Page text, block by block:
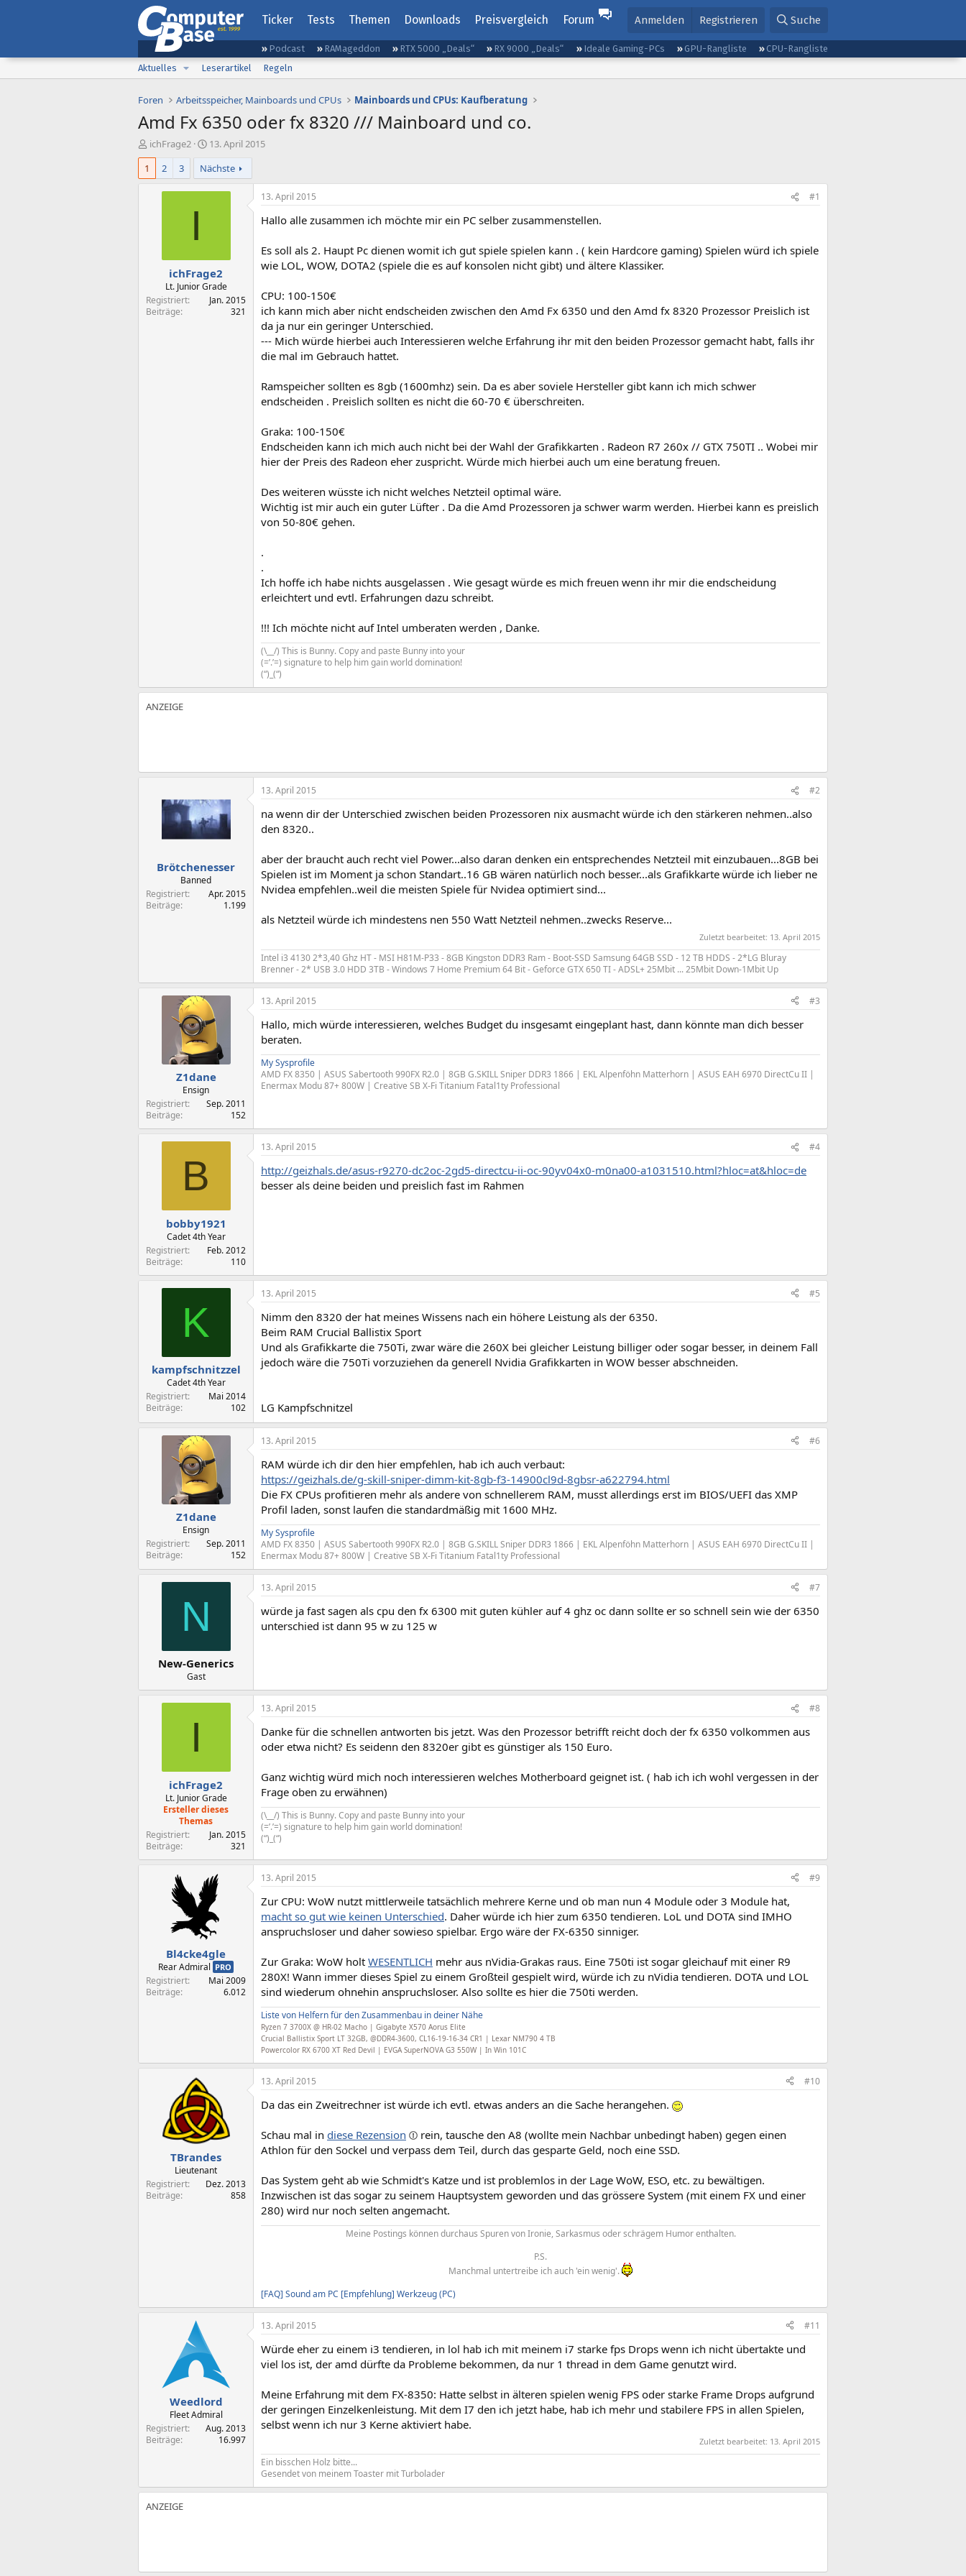
Ticker Tests Themen Downloads Preisvergleich Forum Anmelden Registrieren Suche
Podcast RAMageddon RTX 5000 „Deals“ RX 9000 „Deals“ Ideale Gaming-PCs GPU-Rangliste
CPU-Rangliste
Aktuelles
Leserartikel Regeln
Foren Arbeitsspeicher, Mainboards und CPUs Mainboards und CPUs: Kaufberatung
Amd Fx 6350 oder fx 8320 /// Mainboard und co.
E
r
t
ichFrage2
E
r
s
t
e
m
13. April 2015
1
2 3 Nächste
I
ichFrage2
Lt. Junior Grade
Registriert
Jan. 2015
Beiträge
321
13. April 2015 #1
Hallo alle zusammen ich möchte mir ein PC selber zusammenstellen.
Es soll als 2. Haupt Pc dienen womit ich gut spiele spielen kann . ( kein Hardcore gaming) Spielen würd ich spiele
wie LOL, WOW, DOTA2 (spiele die es auf konsolen nicht gibt) und ältere Klassiker.
CPU: 100-150€
ich kann mich aber nicht endscheiden zwischen den Amd Fx 6350 und den Amd fx 8320 Prozessor Preislich ist
da ja nur ein geringer Unterschied.
--- Mich würde hierbei auch Interessieren welche Erfahrung ihr mit den beiden Prozessor gemacht habt, falls ihr
die mal im Gebrauch hattet.
Ramspeicher sollten es 8gb (1600mhz) sein. Da es aber soviele Hersteller gibt kann ich mich schwer
endscheiden . Preislich sollten es nicht die 60-70 € überschreiten.
Graka: 100-150€
Endscheiden kann ich mich auch nicht bei der Wahl der Grafikkarten . Radeon R7 260x // GTX 750TI .. Wobei mir
hier der Preis des Radeon eher zuspricht. Würde mich hierbei auch um eine beratung freuen.
Des weiteren wüsste ich nicht welches Netzteil optimal wäre.
Wichtig ist mir auch ein guter Lüfter . Da die Amd Prozessoren ja schwer warm werden. Hierbei kann es preislich
von 50-80€ gehen.
.
.
Ich hoffe ich habe nichts ausgelassen . Wie gesagt würde es mich freuen wenn ihr mir die endscheidung
erleichtert und evtl. Erfahrungen dazu schreibt.
!!! Ich möchte nicht auf Intel umberaten werden , Danke.
(\__/) This is Bunny. Copy and paste Bunny into your
(=’.’=) signature to help him gain world domination!
(“)_(“)
Brötchenesser
Banned
Registriert
Apr. 2015
Beiträge
1.199
13. April 2015 #2
na wenn dir der Unterschied zwischen beiden Prozessoren nix ausmacht würde ich den stärkeren nehmen..also
den 8320..
aber der braucht auch recht viel Power...also daran denken ein entsprechendes Netzteil mit einzubauen...8GB bei
Spielen ist im Moment ja schon Standart..16 GB wären natürlich noch besser...als Grafikkarte würde ich lieber ne
Nvidea empfehlen..weil die meisten Spiele für Nvidea optimiert sind...
als Netzteil würde ich mindestens nen 550 Watt Netzteil nehmen..zwecks Reserve...
Zuletzt bearbeitet: 13. April 2015
Intel i3 4130 2*3,40 Ghz HT - MSI H81M-P33 - 8GB Kingston DDR3 Ram - Boot-SSD Samsung 64GB SSD - 12 TB HDDS - 2*LG Bluray
Brenner - 2* USB 3.0 HDD 3TB - Windows 7 Home Premium 64 Bit - Geforce GTX 650 TI - ADSL+ 25Mbit ... 25Mbit Down-1Mbit Up
Z1dane
Ensign
Registriert
Sep. 2011
Beiträge
152
13. April 2015 #3
Hallo, mich würde interessieren, welches Budget du insgesamt eingeplant hast, dann könnte man dich besser
beraten.
My Sysprofile
AMD FX 8350 | ASUS Sabertooth 990FX R2.0 | 8GB G.SKILL Sniper DDR3 1866 | EKL Alpenföhn Matterhorn | ASUS EAH 6970 DirectCu II |
Enermax Modu 87+ 800W | Creative SB X-Fi Titanium Fatal1ty Professional
B
bobby1921
Cadet 4th Year
Registriert
Feb. 2012
Beiträge
110
13. April 2015 #4
http://geizhals.de/asus-r9270-dc2oc-2gd5-directcu-ii-oc-90yv04x0-m0na00-a1031510.html?hloc=at&hloc=de
besser als deine beiden und preislich fast im Rahmen
K
kampfschnitzzel
Cadet 4th Year
Registriert
Mai 2014
Beiträge
102
13. April 2015 #5
Nimm den 8320 der hat meines Wissens nach ein höhere Leistung als der 6350.
Beim RAM Crucial Ballistix Sport
Und als Grafikkarte die 750Ti, zwar wäre die 260X bei gleicher Leistung billiger oder sogar besser, in deinem Fall
jedoch wäre die 750Ti vorzuziehen da generell Nvidia Grafikkarten in WOW besser abschneiden.
LG Kampfschnitzel
Z1dane
Ensign
Registriert
Sep. 2011
Beiträge
152
13. April 2015 #6
RAM würde ich dir den hier empfehlen, hab ich auch verbaut:
https://geizhals.de/g-skill-sniper-dimm-kit-8gb-f3-14900cl9d-8gbsr-a622794.html
Die FX CPUs profitieren mehr als andere von schnellerem RAM, musst allerdings erst im BIOS/UEFI das XMP
Profil laden, sonst laufen die standardmäßig mit 1600 MHz.
My Sysprofile
AMD FX 8350 | ASUS Sabertooth 990FX R2.0 | 8GB G.SKILL Sniper DDR3 1866 | EKL Alpenföhn Matterhorn | ASUS EAH 6970 DirectCu II |
Enermax Modu 87+ 800W | Creative SB X-Fi Titanium Fatal1ty Professional
N
New-Generics
Gast
13. April 2015 #7
würde ja fast sagen als cpu den fx 6300 mit guten kühler auf 4 ghz oc dann sollte er so schnell sein wie der 6350
unterschied ist dann 95 w zu 125 w
I
ichFrage2
Lt. Junior Grade
Ersteller dieses
Themas
Registriert
Jan. 2015
Beiträge
321
13. April 2015 #8
Danke für die schnellen antworten bis jetzt. Was den Prozessor betrifft reicht doch der fx 6350 volkommen aus
oder etwa nicht? Es seidenn den 8320er gibt es günstiger als 150 Euro.
Ganz wichtig würd mich noch interessieren welches Motherboard geignet ist. ( hab ich ich wohl vergessen in der
Frage oben zu erwähnen)
(\__/) This is Bunny. Copy and paste Bunny into your
(=’.’=) signature to help him gain world domination!
(“)_(“)
Bl4cke4gle
Rear Admiral PRO
Registriert
Mai 2009
Beiträge
6.012
13. April 2015 #9
Zur CPU: WoW nutzt mittlerweile tatsächlich mehrere Kerne und ob man nun 4 Module oder 3 Module hat,
macht so gut wie keinen Unterschied. Daher würde ich hier zum 6350 tendieren. LoL und DOTA sind IMHO
anspruchsloser und daher sowieso spielbar. Ergo wäre der FX-6350 sinniger.
Zur Graka: WoW holt WESENTLICH mehr aus nVidia-Grakas raus. Eine 750ti ist sogar gleichauf mit einer R9
280X! Wann immer dieses Spiel zu einem Großteil gespielt wird, würde ich zu nVidia tendieren. DOTA und LOL
sind wiederum ohnehin anspruchsloser. Also sollte es hier die 750ti werden.
Liste von Helfern für den Zusammenbau in deiner Nähe
Ryzen 7 3700X @ HR-02 Macho | Gigabyte X570 Aorus Elite
Crucial Ballistix Sport LT 32GB, @DDR4-3600, CL16-19-16-34 CR1 | Lexar NM790 4 TB
Powercolor RX 6700 XT Red Devil | EVGA SuperNOVA G3 550W | In Win 101C
TBrandes
Lieutenant
Registriert
Dez. 2013
Beiträge
858
13. April 2015 #10
Da das ein Zweitrechner ist würde ich evtl. etwas anders an die Sache herangehen.
Schau mal in diese Rezension
rein, tausche den A8 (wollte mein Nachbar unbedingt haben) gegen einen
Athlon für den Sockel und verpass dem Teil, durch das gesparte Geld, noch eine SSD.
Das System geht ab wie Schmidt's Katze und ist problemlos in der Lage WoW, ESO, etc. zu bewältigen.
Inzwischen ist das sogar zu seinem Hauptsystem geworden und das grössere System (mit einem FX und einer
280) wird nur noch selten angemacht.
Meine Postings können durchaus Spuren von Ironie, Sarkasmus oder schrägem Humor enthalten.
P.S.
Manchmal untertreibe ich auch 'ein wenig'.
[FAQ] Sound am PC [Empfehlung] Werkzeug (PC)
Weedlord
Fleet Admiral
Registriert
Aug. 2013
Beiträge
16.997
13. April 2015 #11
Würde eher zu einem i3 tendieren, in lol hab ich mit meinem i7 starke fps Drops wenn ich nicht übertakte und
viel los ist, der amd dürfte da Probleme bekommen, da nur 1 thread in dem Game genutzt wird.
Meine Erfahrung mit dem FX-8350: Hatte selbst in älteren spielen wenig FPS oder starke Frame Drops aufgrund
der geringen Einzelkenleistung. Mit dem I7 den ich jetzt habe, hab ich mehr und stabilere FPS in allen Spielen,
selbst wenn ich nur 3 Kerne aktiviert habe.
Zuletzt bearbeitet: 13. April 2015
Ein bisschen Holz bitte...
Gesendet von meinem Toaster mit Turbolader